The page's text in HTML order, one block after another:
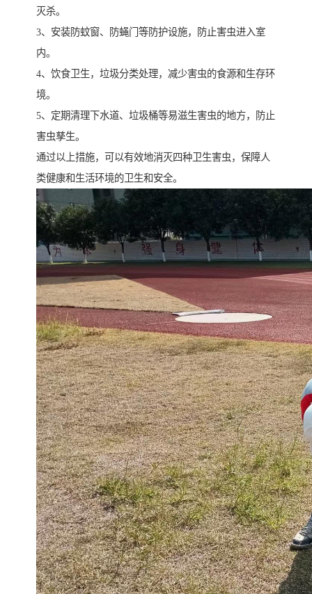
灭杀。
3、安装防蚊窗、防蝇门等防护设施，防止害虫进入室
内。
4、饮食卫生，垃圾分类处理，减少害虫的食源和生存环
境。
5、定期清理下水道、垃圾桶等易滋生害虫的地方，防止
害虫孳生。
通过以上措施，可以有效地消灭四种卫生害虫，保障人
类健康和生活环境的卫生和安全。